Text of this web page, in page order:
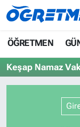
ÖĞRETMEN
Keşap Namaz
ÖĞRETMEN
GÜNDEM
ATAMA -
SINAVLAR
İstanbul
İstanbul Hava
İstanbul
İstanbul